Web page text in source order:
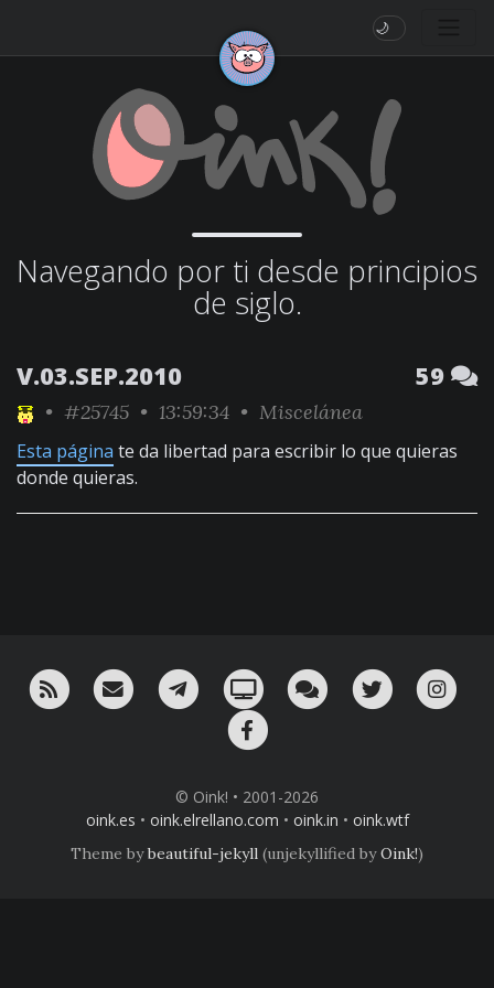
🌙
Navegando por ti desde principios
de siglo.
V.03.SEP.2010 59
• #25745 • 13:59:34 • Miscelánea
Esta página te da libertad para escribir lo que quieras
donde quieras.
RSS ¡Mándame un email!¡Nuestro canal en Telegram!
Oink! TV Charla con nosotros
Twitter
© Oink! • 2001-2026
oink.es • oink.elrellano.com • oink.in • oink.wtf
Theme bybeautiful-jekyll (unjekyllified byOink!)